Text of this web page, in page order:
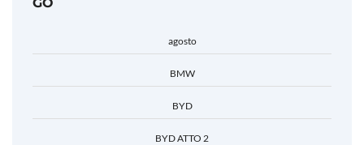
agosto
BMW
BYD
BYD ATTO 2